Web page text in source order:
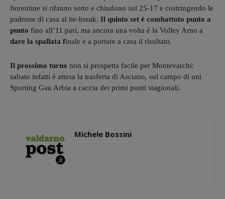
fiorentine si rifanno sotto e chiudono sul 25-17 e costringendo le
padrone di casa al tie-break. Il quinto set è combattuto punto a
punto fino all’11 pari, ma ancora una volta è la Volley Arno a
dare la spallata finale e a portare a casa il risultato.
Il prossimo turno non si prospetta facile per Montevarchi:
sabato infatti è attesa la trasferta di Asciano, sul campo di uni
Sporting Gau Arbia a caccia dei primi punti stagionali.
Michele Bossini